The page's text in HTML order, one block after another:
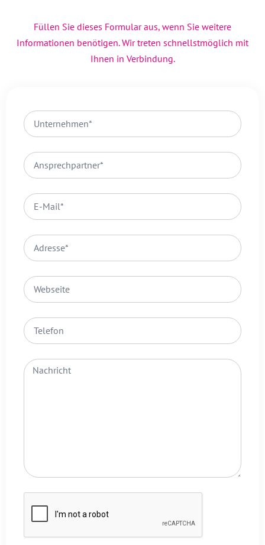
Füllen Sie dieses Formular aus, wenn Sie weitere
Informationen benötigen. Wir treten schnellstmöglich mit
Ihnen in Verbindung.